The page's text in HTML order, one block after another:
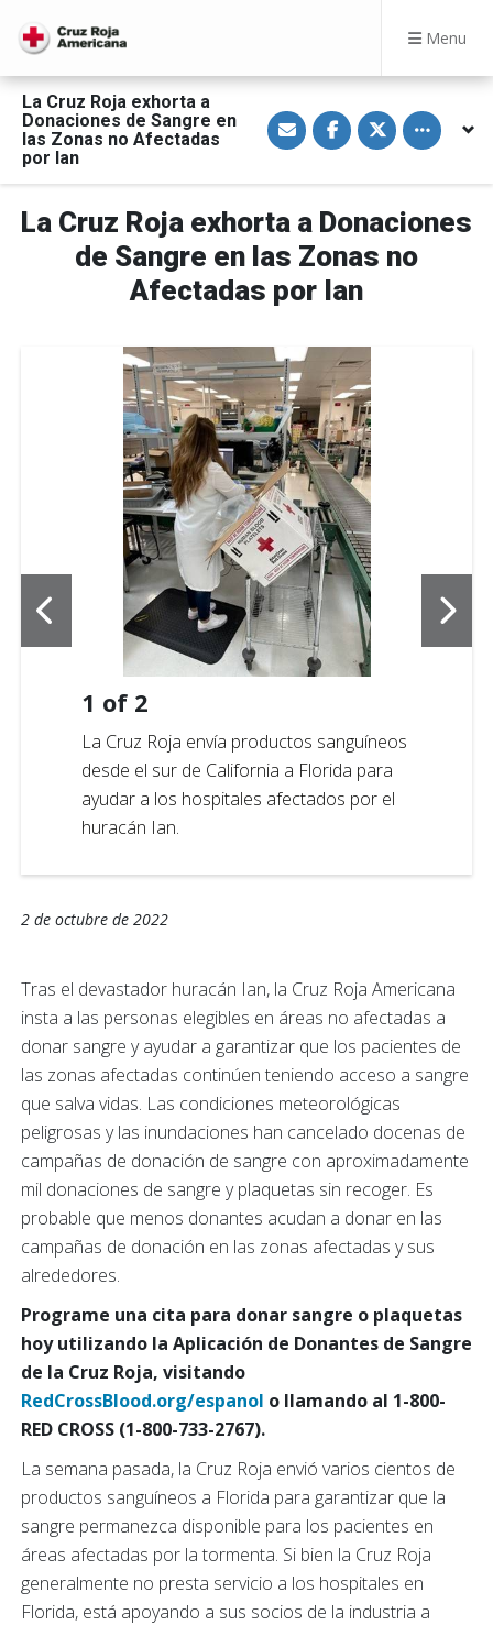
Menu
La Cruz Roja exhorta a
Donaciones de Sangre en
las Zonas no Afectadas
por Ian
S
h
a
a
E
m
a
i
l
S
h
a
F
c
e
b
o
S
h
a
T
w
i
t
Toggle
La Cruz Roja exhorta a Donaciones
de Sangre en las Zonas no
Afectadas por Ian
1 of 2
La Cruz Roja envía productos sanguíneos
desde el sur de California a Florida para
ayudar a los hospitales afectados por el
huracán Ian.
2 de octubre de 2022
Tras el devastador huracán Ian, la Cruz Roja Americana
insta a las personas elegibles en áreas no afectadas a
donar sangre y ayudar a garantizar que los pacientes de
las zonas afectadas continúen teniendo acceso a sangre
que salva vidas. Las condiciones meteorológicas
peligrosas y las inundaciones han cancelado docenas de
campañas de donación de sangre con aproximadamente
mil donaciones de sangre y plaquetas sin recoger. Es
probable que menos donantes acudan a donar en las
campañas de donación en las zonas afectadas y sus
alrededores.
Programe una cita para donar sangre o plaquetas
hoy utilizando la Aplicación de Donantes de Sangre
de la Cruz Roja, visitando
RedCrossBlood.org/espanol o llamando al 1-800-
RED CROSS (1-800-733-2767).
La semana pasada, la Cruz Roja envió varios cientos de
productos sanguíneos a Florida para garantizar que la
sangre permanezca disponible para los pacientes en
áreas afectadas por la tormenta. Si bien la Cruz Roja
generalmente no presta servicio a los hospitales en
Florida, está apoyando a sus socios de la industria a